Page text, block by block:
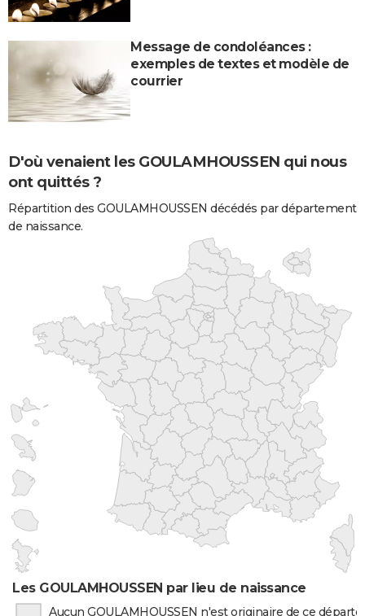
Message de condoléances :
exemples de textes et modèle de
courrier
D'où venaient les GOULAMHOUSSEN qui nous
ont quittés ?
Répartition des GOULAMHOUSSEN décédés par département
de naissance.
Les GOULAMHOUSSEN par lieu de naissance
Aucun GOULAMHOUSSEN n'est originaire de ce